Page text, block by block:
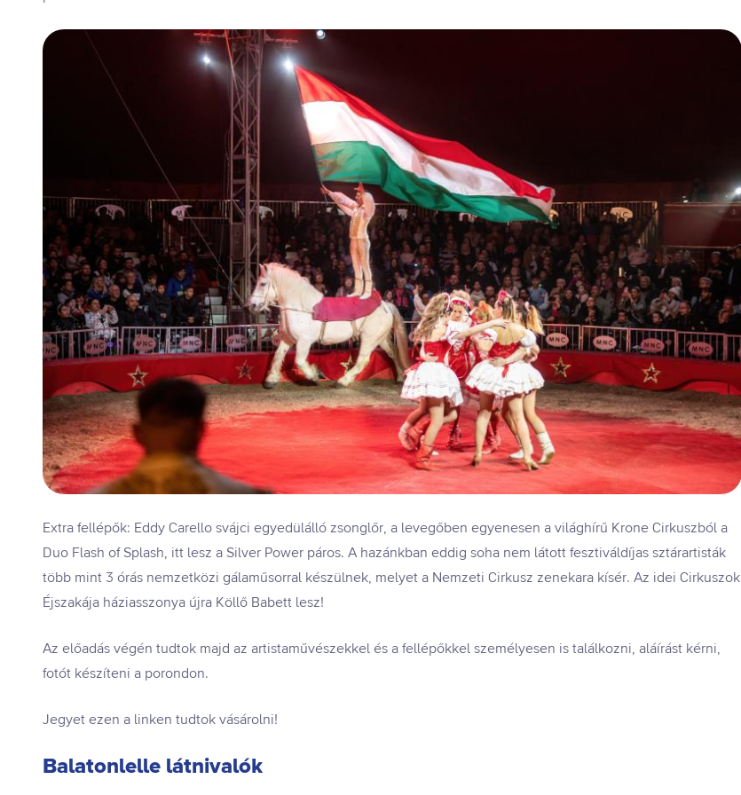
Extra fellépők: Eddy Carello svájci egyedülálló zsonglőr, a levegőben egyenesen a világhírű Krone Cirkuszból a
Duo Flash of Splash, itt lesz a Silver Power páros. A hazánkban eddig soha nem látott fesztiváldíjas sztárartisták
több mint 3 órás nemzetközi gálaműsorral készülnek, melyet a Nemzeti Cirkusz zenekara kísér. Az idei Cirkuszok
Éjszakája háziasszonya újra Köllő Babett lesz!
Az előadás végén tudtok majd az artistaművészekkel és a fellépőkkel személyesen is találkozni, aláírást kérni,
fotót készíteni a porondon.
Jegyet ezen a linken tudtok vásárolni!
Balatonlelle látnivalók